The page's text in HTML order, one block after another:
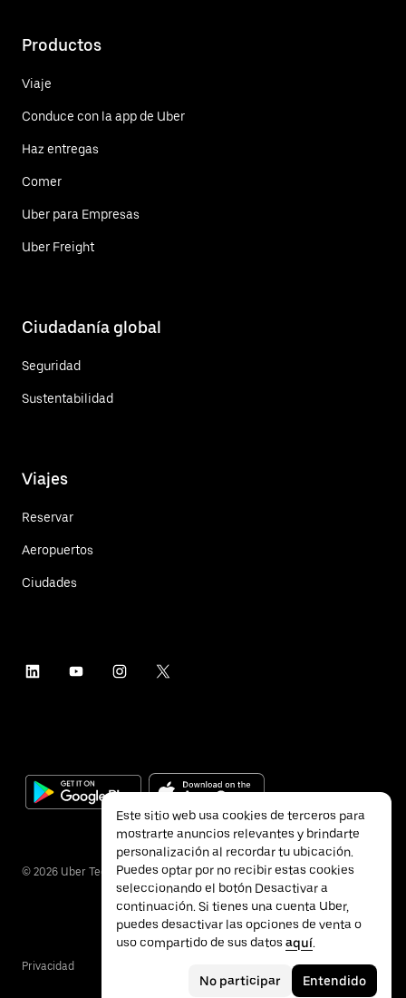
Productos
Viaje
Conduce con la app de Uber
Haz entregas
Comer
Uber para Empresas
Uber Freight
Ciudadanía global
Seguridad
Sustentabilidad
Viajes
Reservar
Aeropuertos
Ciudades
© 2026 Uber Technologies Inc.
Privacidad
Este sitio web usa cookies de terceros para
mostrarte anuncios relevantes y brindarte
personalización al recordar tu ubicación.
Puedes optar por no recibir estas cookies
seleccionando el botón Desactivar a
continuación. Si tienes una cuenta Uber,
puedes desactivar las opciones de venta o
uso compartido de sus datos aquí.
No participar Entendido